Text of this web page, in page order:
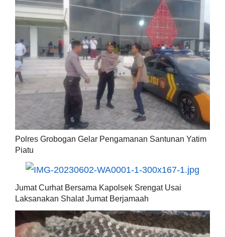
Polres Grobogan Gelar Pengamanan Santunan Yatim
Piatu
Jumat Curhat Bersama Kapolsek Srengat Usai
Laksanakan Shalat Jumat Berjamaah